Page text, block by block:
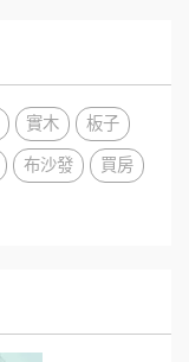
實木 板子
布沙發 買房